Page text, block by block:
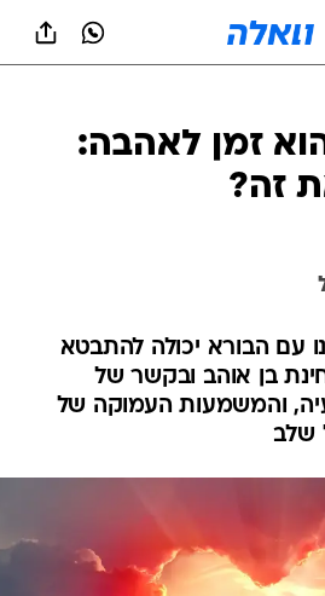
זמן לאהבה:
זה?
עם הבורא יכולה להתבטא
בן אוהב ובקשר של
והמשמעות העמוקה של
שלב